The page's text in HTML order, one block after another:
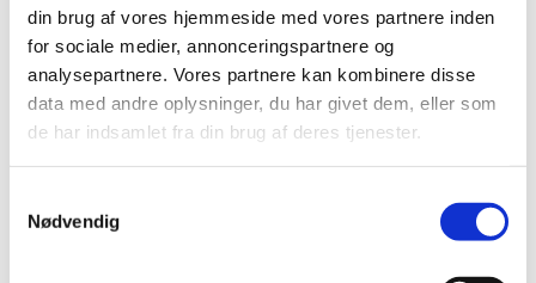
din brug af vores hjemmeside med vores partnere inden
for sociale medier, annonceringspartnere og
analysepartnere. Vores partnere kan kombinere disse
data med andre oplysninger, du har givet dem, eller som
de har indsamlet fra din brug af deres tjenester.
Nødvendig
2023 (195)
2022 (197)
2021 (516)
2020 (263)
2017 (167)